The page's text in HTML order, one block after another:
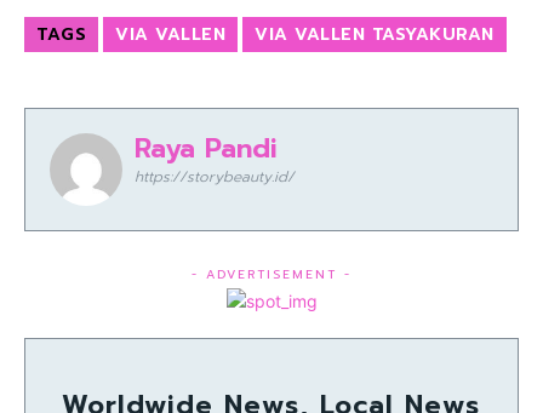
TAGS VIA VALLEN VIA VALLEN TASYAKURAN
Raya Pandi
https://storybeauty.id/
- ADVERTISEMENT -